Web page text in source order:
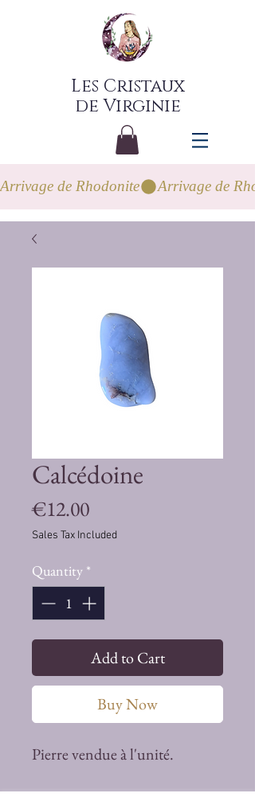
Les Cristaux
de Virginie
Arrivage de Rhodonite
Calcédoine
€12.00Price
Sales Tax Included
Quantity *
Add to Cart
Buy Now
Pierre vendue à l'unité.